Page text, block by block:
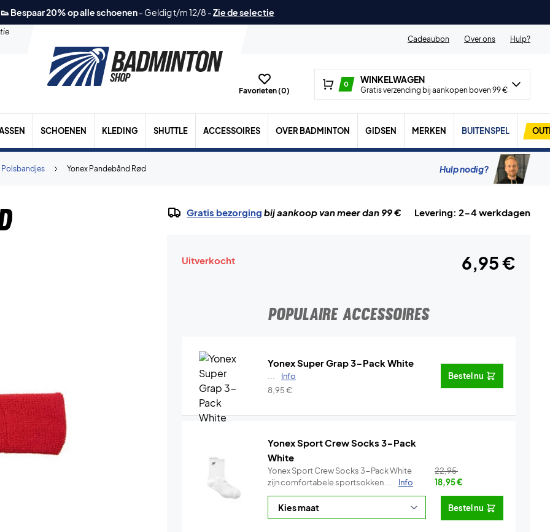
👟 Bespaar 20% op alle schoenen- Geldig t/m 12/8 -Zie de selectie
Cadeaubon
Over ons Hulp?
Favorieten (0)
0 WINKELWAGEN
Gratis verzending bij aankopen boven 99 €
SCHOENEN KLEDING SHUTTLE ACCESSOIRES OVER BADMINTON GIDSEN MERKEN BUITENSPEL
Yonex Pandebånd Rød Hulp nodig?
Gratis bezorging bij aankoop van meer dan 99 € Levering: 2-4 werkdagen
Uitverkocht 6,95 €
POPULAIRE ACCESSOIRES
Yonex Super Grap 3-Pack White
Info
8,95€
Bestel nu
Yonex Sport Crew Socks 3-Pack
White
Yonex Sport Crew Socks 3-Pack White
zijn comfortabele sportsokken ...
Info
22,95
18,95€
Bestel nu